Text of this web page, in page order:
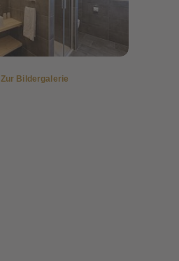
Zur Bildergalerie